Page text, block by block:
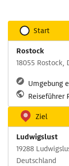
Start
Rostock
18055 Rostock,
Umgebung
Reiseführer
Ziel
Ludwigslust
19288
Deutschland